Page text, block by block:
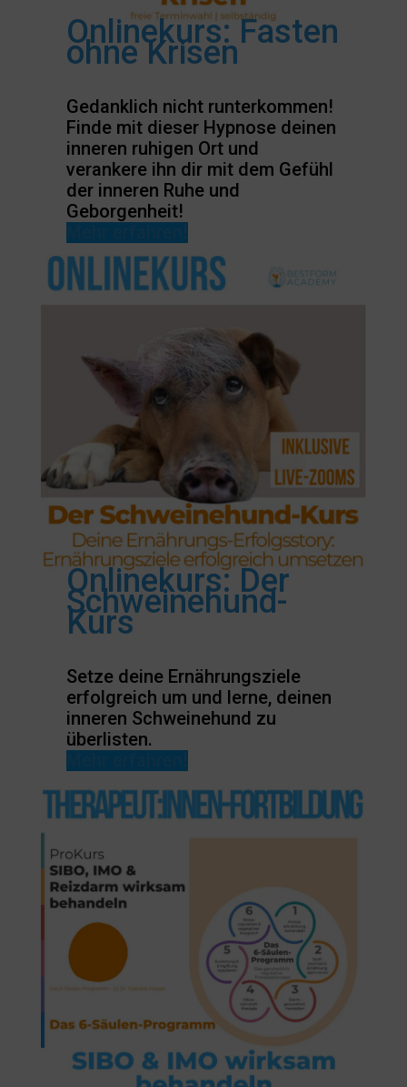
Onlinekurs: Fasten
ohne Krisen
Gedanklich nicht runterkommen!
Finde mit dieser Hypnose deinen
inneren ruhigen Ort und
verankere ihn dir mit dem Gefühl
der inneren Ruhe und
Geborgenheit!
Onlinekurs: Der
Schweinehund-
Kurs
Setze deine Ernährungsziele
erfolgreich um und lerne, deinen
inneren Schweinehund zu
überlisten.